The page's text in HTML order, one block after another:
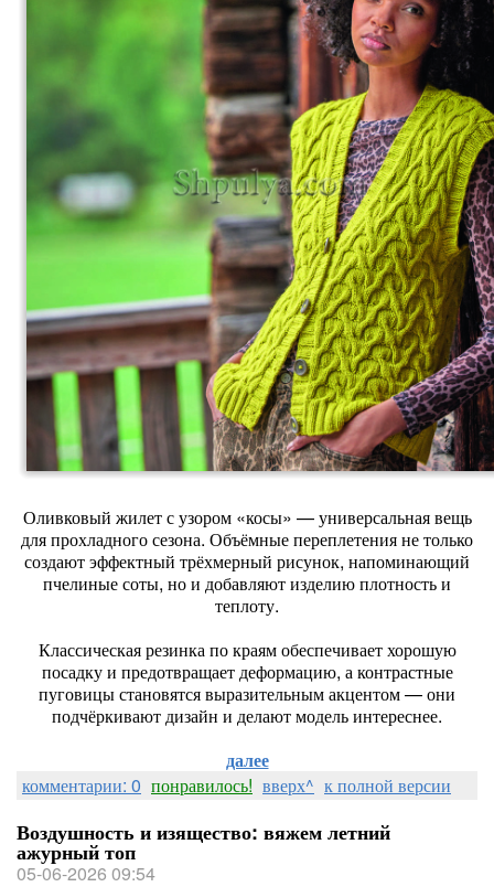
Оливковый жилет с узором «косы» — универсальная вещь
для прохладного сезона. Объёмные переплетения не только
создают эффектный трёхмерный рисунок, напоминающий
пчелиные соты, но и добавляют изделию плотность и
теплоту.
Классическая резинка по краям обеспечивает хорошую
посадку и предотвращает деформацию, а контрастные
пуговицы становятся выразительным акцентом — они
подчёркивают дизайн и делают модель интереснее.
далее
комментарии: 0 понравилось! вверх^ к полной версии
Воздушность и изящество: вяжем летний
ажурный топ
05-06-2026 09:54